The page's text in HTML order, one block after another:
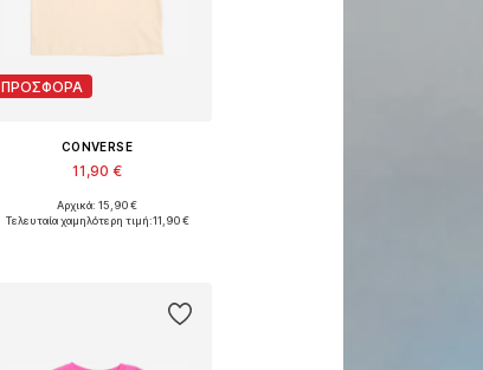
ΠΡΟΣΦΟΡΑ
CONVERSE
11,90 €
Αρχικά: 15,90 €
Τελευταία χαμηλότερη τιμή:11,90 €